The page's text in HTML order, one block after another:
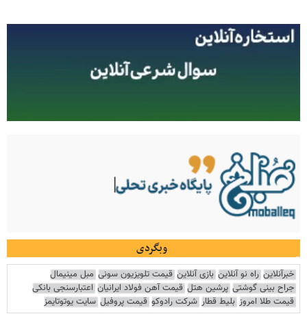
وبگردی
خبرآنلاین راه نو آنلاین بازی آنلاین قیمت تلویزیون سونی مبل مینیمال
جراح بینی گوشتی پرشین هتل قیمت آهن فولاد ایرانیان اعتبارسنجی بانکی
قیمت طلا امروز بلیط قطار شرکت رادوکو قیمت پروفیل سایت یوتوتایمز